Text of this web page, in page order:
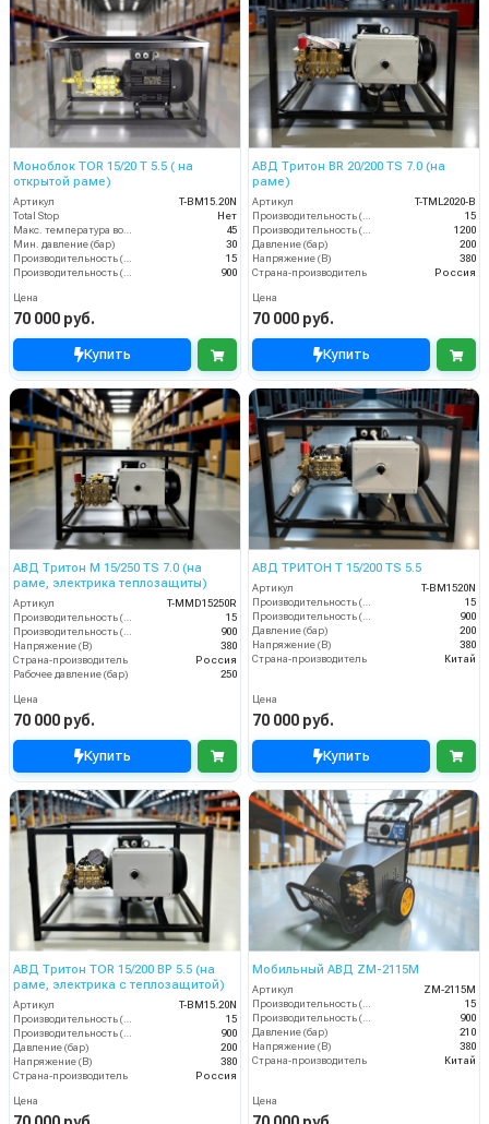
Моноблок TOR 15/20 T 5.5 ( на
открытой раме)
Артикул
T-BM15.20N
Total Stop
Нет
Макс. температура воды (°C)
45
Мин. давление (бар)
30
Производительность (л/мин)
15
Производительность (л/ч)
900
Цена
70 000 руб.
Купить
АВД Тритон BR 20/200 TS 7.0 (на
раме)
Артикул
T-TML2020-B
Производительность (л/мин)
15
Производительность (л/ч)
1200
Давление (бар)
200
Напряжение (В)
380
Страна-производитель
Россия
Цена
70 000 руб.
Купить
АВД Тритон M 15/250 TS 7.0 (на
раме, электрика теплозащиты)
Артикул
T-MMD15250R
15
900
Напряжение (В)
380
Страна-производитель
Россия
Рабочее давление (бар)
250
Цена
70 000 руб.
Купить
АВД ТРИТОН T 15/200 TS 5.5
Артикул
T-BM1520N
15
900
Давление (бар)
200
Напряжение (В)
380
Страна-производитель
Китай
Цена
70 000 руб.
Купить
АВД Тритон TOR 15/200 ВР 5.5 (на
раме, электрика с теплозащитой)
Артикул
T-BM15.20N
15
900
Давление (бар)
200
Напряжение (В)
380
Страна-производитель
Россия
Цена
Мобильный АВД ZM-2115М
Артикул
ZM-2115М
15
900
Давление (бар)
210
Напряжение (В)
380
Страна-производитель
Китай
Цена